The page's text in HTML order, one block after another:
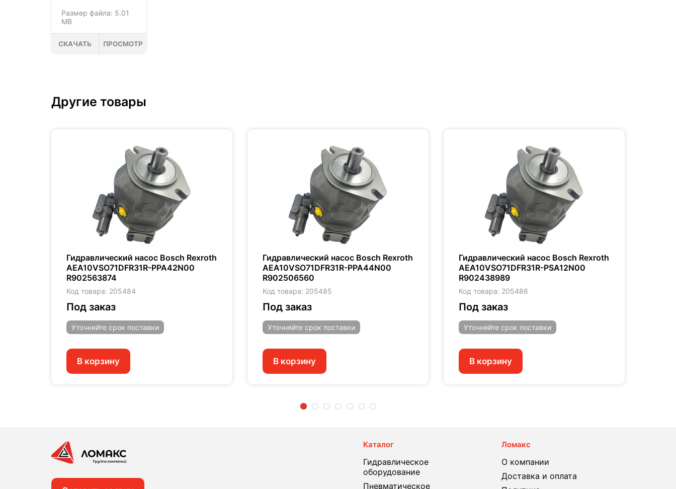
Размер файла: 5.01
MB
СКАЧАТЬ ПРОСМОТР
Другие товары
Гидравлический насос Bosch Rexroth
AEA10VSO71DFR31R-PPA42N00
R902563874
Код товара: 205484
Под заказ
Уточняйте срок поставки
В корзину
Гидравлический насос Bosch Rexroth
AEA10VSO71DFR31R-PPA44N00
R902506560
Код товара: 205485
Под заказ
Уточняйте срок поставки
В корзину
Гидравлический насос Bosch Rexroth
AEA10VSO71DFR31R-PSA12N00
R902438989
Код товара: 205486
Под заказ
Уточняйте срок поставки
В корзину
Каталог
Гидравлическое
оборудование
Пневматическое
Ломакс
О компании
Доставка и оплата